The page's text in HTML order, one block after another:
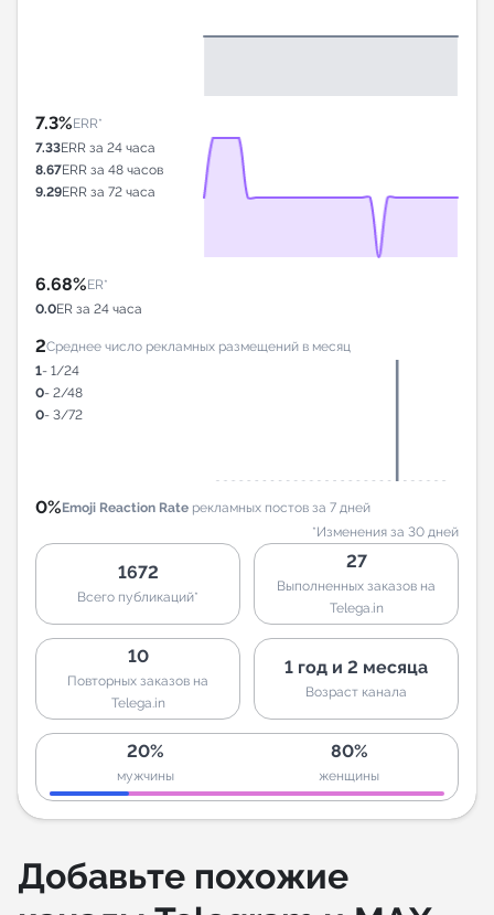
7.3%ERR*
7.33ERR за 24 часа
8.67ERR за 48 часов
9.29ERR за 72 часа
6.68%ER*
0.0ER за 24 часа
2Среднее число рекламных размещений в месяц
1- 1/24
0- 2/48
0- 3/72
0%Emoji Reaction Rate рекламных постов за 7 дней
*Изменения за 30 дней
1672
Всего публикаций*
27
Выполненных заказов на
Telega.in
10
Повторных заказов на
Telega.in
1 год и 2 месяца
Возраст канала
20%
мужчины
80%
женщины
Добавьте похожие